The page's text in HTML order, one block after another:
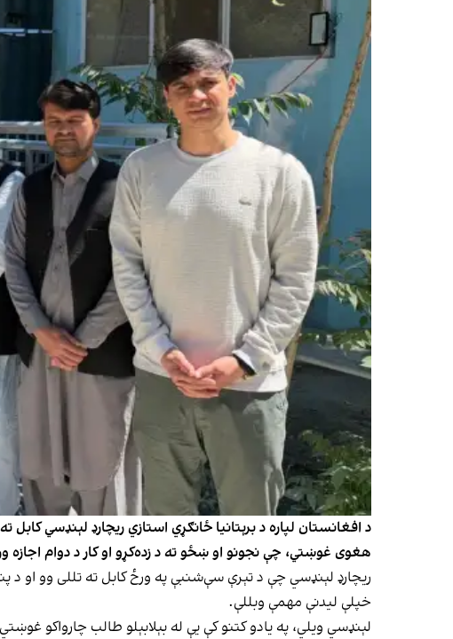
هغوی غوښتي، چې نجونو او ښځو ته د زده‌کړو او کار د دوام اجازه
ریچارډ لېنډسي چې د تېرې سې‌شنبې په ورځ کابل ته تللی وو او د
خپلې لیدنې مهمې وبللې.
لېنډسي ویلي، په یادو کتنو کې یې له بېلابېلو طالب چارواکو